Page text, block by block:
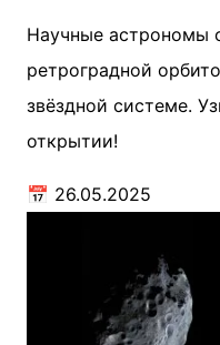
Научные астрономы
ретроградной
звёздной системе.
открытии!
📅 26.05.2025